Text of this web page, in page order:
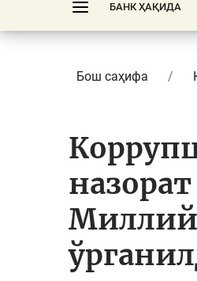
БАНК ҲАҚИДА
Бош саҳифа
Миллий